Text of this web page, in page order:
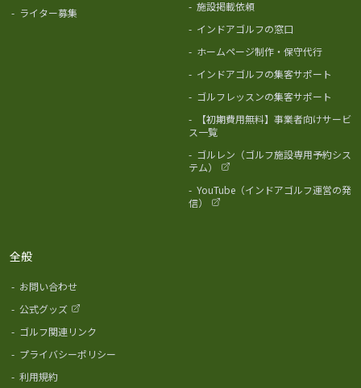
- ライター募集 - 施設掲載依頼
- インドアゴルフの窓口
- ホームページ制作・保守代行
- インドアゴルフの集客サポート
- ゴルフレッスンの集客サポート
-
【初期費用無料】事業者向けサービ
ス一覧
- ゴルレン（ゴルフ施設専用予約シス
テム）
- YouTube（インドアゴルフ運営の発
信）
全般
- お問い合わせ
- 公式グッズ
- ゴルフ関連リンク
- プライバシーポリシー
- 利用規約